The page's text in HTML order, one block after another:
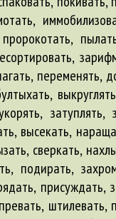
переменять,
затуплять,
высекать,
сверкать,
подирать,
присуждать,